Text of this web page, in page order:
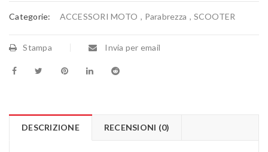
Categorie: ACCESSORI MOTO , Parabrezza , SCOOTER
Stampa Invia per email
DESCRIZIONE RECENSIONI (0)